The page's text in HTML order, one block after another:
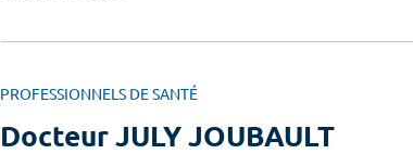
PROFESSIONNELS DE SANTÉ
Docteur JULY JOUBAULT